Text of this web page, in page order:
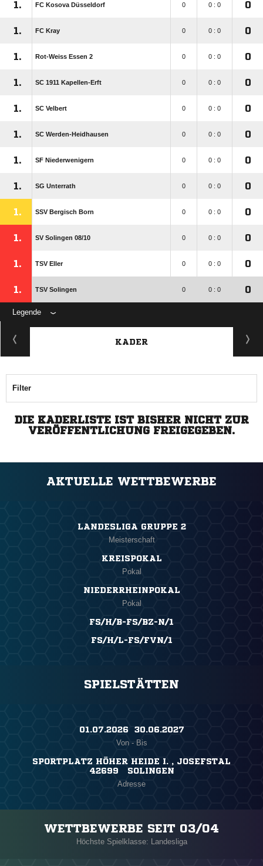
1. FC Kosova Düsseldorf 0 0 : 0 0
1. FC Kray 0 0 : 0 0
1. Rot-Weiss Essen 2 0 0 : 0 0
1. SC 1911 Kapellen-Erft 0 0 : 0 0
1. SC Velbert 0 0 : 0 0
1. SC Werden-Heidhausen 0 0 : 0 0
1. SF Niederwenigern 0 0 : 0 0
1. SG Unterrath 0 0 : 0 0
1. SSV Bergisch Born 0 0 : 0 0
1. SV Solingen 08/​10 0 0 : 0 0
1. TSV Eller 0 0 : 0 0
1. TSV Solingen 0 0 : 0 0
Legende
KADER
Filter
DIE KADERLISTE IST BISHER NICHT ZUR
VERÖFFENTLICHUNG FREIGEGEBEN.
AKTUELLE WETTBEWERBE
LANDESLIGA GRUPPE 2
Meisterschaft
KREISPOKAL
Pokal
NIEDERRHEINPOKAL
Pokal
FS/H/B-FS/BZ-N/1
FS/H/L-FS/FVN/1
SPIELSTÄTTEN
01.07.2026 ​ 30.06.2027
Von - Bis
SPORTPLATZ HÖHER HEIDE I. , JOSEFSTAL
42699 SOLINGEN
Adresse
WETTBEWERBE SEIT 03/04
Höchste Spielklasse: Landesliga